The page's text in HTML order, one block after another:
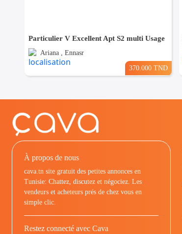
Particulier V Excellent Apt S2 multi Usage
Ariana , Ennasr
370.000 TND
À propos de nous
cava.tn site gratuit des petites annonces en
Tunisie: Chattez, discutez et négociez. Les
vendeurs et acheteurs prés de chez vous en
simple clic.
Restez connecté avec Cava